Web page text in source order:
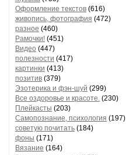
Оформление текстов (616)
живопись, фотография (472)
разное (460)
Рамочки! (451)
Видео (447)
полезности (417)
картинки (413)
позитив (379)
Эзотерика и фэн-шуй (299)
Все оздоровье и красоте. (230)
Плейкасты (203)
Самопознание, психология (197)
советую почитать (184)
фоны (171)
Вязание (164)